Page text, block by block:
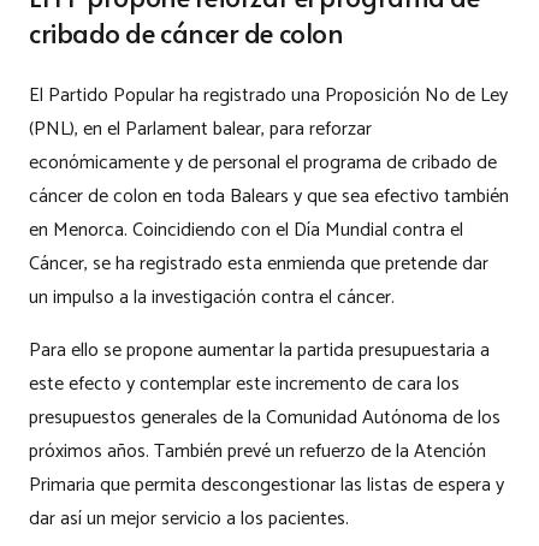
cribado de cáncer de colon
El Partido Popular ha registrado una Proposición No de Ley
(PNL), en el Parlament balear, para reforzar
económicamente y de personal el programa de cribado de
cáncer de colon en toda Balears y que sea efectivo también
en Menorca. Coincidiendo con el Día Mundial contra el
Cáncer, se ha registrado esta enmienda que pretende dar
un impulso a la investigación contra el cáncer.
Para ello se propone aumentar la partida presupuestaria a
este efecto y contemplar este incremento de cara los
presupuestos generales de la Comunidad Autónoma de los
próximos años. También prevé un refuerzo de la Atención
Primaria que permita descongestionar las listas de espera y
dar así un mejor servicio a los pacientes.